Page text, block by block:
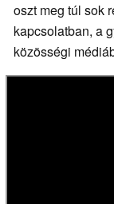
oszt meg túl sok
kapcsolatban, a
közösségi